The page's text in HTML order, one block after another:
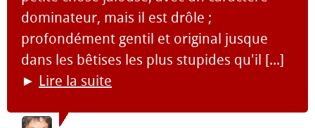
dominateur, mais il est drôle ;
profondément gentil et original jusque
dans les bêtises les plus stupides qu'il [...]
► Lire la suite